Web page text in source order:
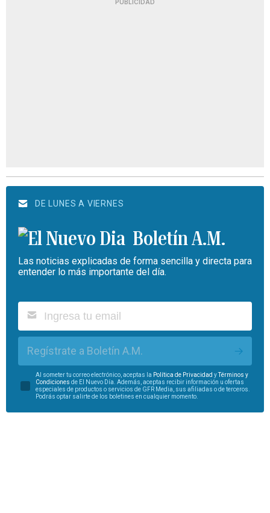
PUBLICIDAD
DE LUNES A VIERNES
Boletín A.M.
Las noticias explicadas de forma sencilla y directa para
entender lo más importante del día.
Regístrate a Boletín A.M.
Al someter tu correo electrónico, aceptas la Política de Privacidad yTérminos y
Condiciones de El Nuevo Día. Además, aceptas recibir información u ofertas
especiales de productos o servicios de GFR Media, sus afiliadas o de terceros.
Podrás optar salirte de los boletines en cualquier momento.